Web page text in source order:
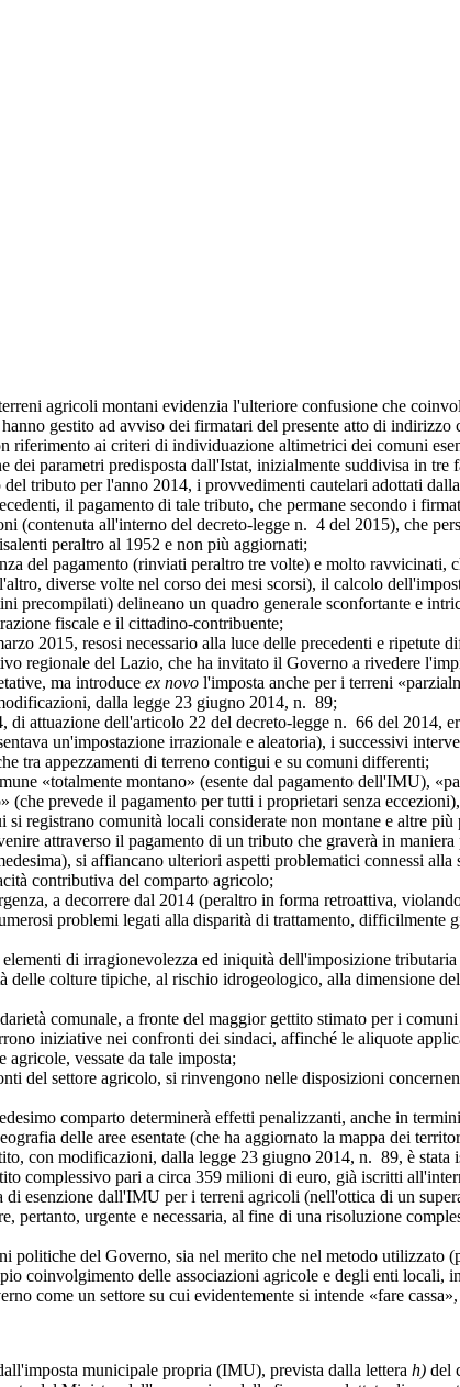
montani evidenzia l'ulteriore confusione che
gestito ad avviso dei firmatari del presente atto di
riferimento ai criteri di individuazione altimetrici dei comuni
predisposta dall'Istat, inizialmente suddivisa in tre
tributo per l'anno 2014, i provvedimenti cautelari adottati
il pagamento di tale tributo, che permane secondo i
all'interno del decreto-legge n. 4 del 2015), che
peraltro al 1952 e non più aggiornati;
pagamento (rinviati peraltro tre volte) e molto ravvicinati,
diverse volte nel corso dei mesi scorsi), il calcolo
delineano un quadro generale sconfortante e
fiscale e il cittadino-contribuente;
resosi necessario alla luce delle precedenti e ripetute
regionale del Lazio, che ha invitato il Governo a rivedere
ma introduce ex novo l'imposta anche per i terreni
dalla legge 23 giugno 2014, n. 89;
dell'articolo 22 del decreto-legge n. 66 del 2014,
un'impostazione irrazionale e aleatoria), i successivi
tra appezzamenti di terreno contigui e su comuni differenti;
montano» (esente dal pagamento dell'IMU),
prevede il pagamento per tutti i proprietari senza
registrano comunità locali considerate non montane e altre
il pagamento di un tributo che graverà in maniera
si affiancano ulteriori aspetti problematici connessi
contributiva del comparto agricolo;
a decorrere dal 2014 (peraltro in forma retroattiva, violando
problemi legati alla disparità di trattamento,
di irragionevolezza ed iniquità dell'imposizione tributaria
delle colture tipiche, al rischio idrogeologico, alla dimensione
comunale, a fronte del maggior gettito stimato per i comuni
iniziative nei confronti dei sindaci, affinché le aliquote
vessate da tale imposta;
agricolo, si rinvengono nelle disposizioni
comparto determinerà effetti penalizzanti, anche in
delle aree esentate (che ha aggiornato la mappa dei
con modificazioni, dalla legge 23 giugno 2014, n. 89, è
complessivo pari a circa 359 milioni di euro, già iscritti
dall'IMU per i terreni agricoli (nell'ottica di un
pertanto, urgente e necessaria, al fine di una risoluzione
del Governo, sia nel merito che nel metodo utilizzato
coinvolgimento delle associazioni agricole e degli enti
come un settore su cui evidentemente si intende «fare cassa»,
municipale propria (IMU), prevista dalla lettera h) del